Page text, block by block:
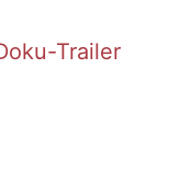
Trailer